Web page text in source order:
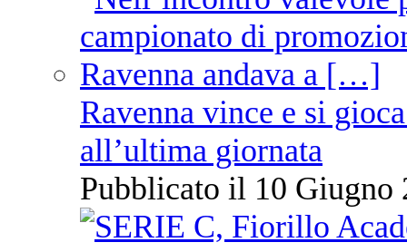
Ravenna vince e si
all’ultima giornata
Pubblicato il 10 Giugno